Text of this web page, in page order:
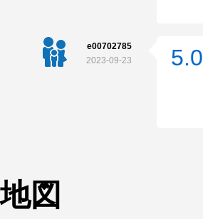
e00702785
2023-09-23
5.0
地図